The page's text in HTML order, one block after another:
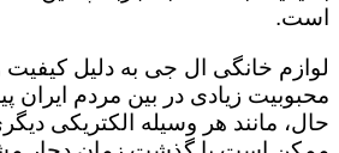
است.
لوازم خانگی ال جی به دلیل کیفیت و
محبوبیت زیادی در بین مردم ایران
حال، مانند هر وسیله الکتریکی